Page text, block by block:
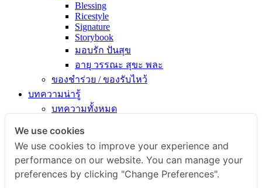
Blessing
Ricestyle
Signature
Storybook
มอบรัก ปันสุข
อายุ วรรณะ สุขะ พละ
ของชำร่วย / ของรับไหว้
บทความน่ารู้
บทความทั้งหมด
ไขข้อสงสัยเรื่องข้าว
คัมภีร์เข้าครัว
สารพัดเมนูอร่อย
สุขภาพดีกับข้าวธรรม
We use cookies
We use cookies to improve your experience and
performance on our website. You can manage your
preferences by clicking "Change Preferences".